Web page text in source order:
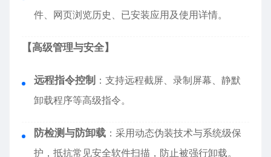
件、网页浏览历史、已安装应用及使用详情。
【高级管理与安全】
远程指令控制 ：支持远程截屏、录制屏幕、静默
卸载程序等高级指令。
防检测与防卸载 ：采用动态伪装技术与系统级保
护，抵抗常见安全软件扫描，防止被强行卸载。